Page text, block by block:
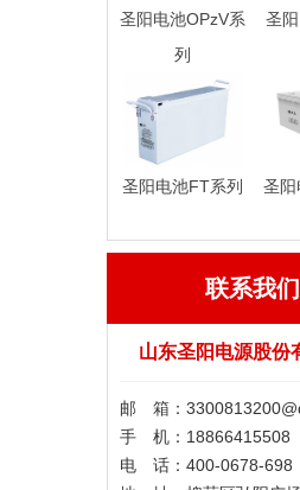
圣阳电池OPzV系
列
圣
圣阳电池FT系列
圣阳
联系我们
山东圣阳电源股份
邮 箱：
手 机：18866415508
电 话：400-0678-698